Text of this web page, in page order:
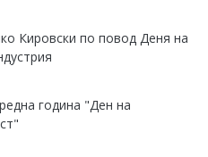
Кировски по повод Деня на
година "Ден на